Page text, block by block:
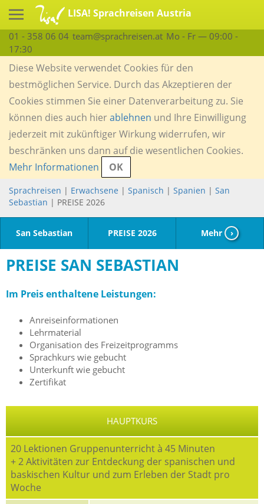
LISA! Sprachreisen Austria
01 - 358 06 04 team@sprachreisen.at Mo - Fr — 09:00 -
17:30
Diese Website verwendet Cookies für den
bestmöglichen Service. Durch das Akzeptieren der
Cookies stimmen Sie einer Datenverarbeitung zu. Sie
können dies auch hierablehnen und Ihre Einwilligung
jederzeit mit zukünftiger Wirkung widerrufen, wir
beschränken uns dann auf die wesentlichen Cookies.
Mehr Informationen
OK
Sprachreisen | Erwachsene | Spanisch | Spanien | San
Sebastian | PREISE 2026
San Sebastian PREISE 2026 Mehr ›
PREISE SAN SEBASTIAN
Im Preis enthaltene Leistungen:
Anreiseinformationen
Lehrmaterial
Organisation des Freizeitprogramms
Sprachkurs wie gebucht
Unterkunft wie gebucht
Zertifikat
HAUPTKURS
20 Lektionen Gruppenunterricht à 45 Minuten
+ 2 Aktivitäten zur Entdeckung der spanischen und
baskischen Kultur und zum Erleben der Stadt pro
Woche